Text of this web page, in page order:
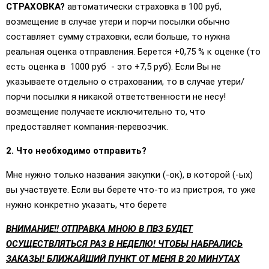
СТРАХОВКА? автоматически страховка в 100 руб,
возмещение в случае утери и порчи посылки обычно
составляет сумму страховки, если больше, то нужна
реальная оценка отправления. Берется +0,75 % к оценке (то
есть оценка в 1000 руб - это +7,5 руб). Если Вы не
указываете отдельно о страховании, то в случае утери/
порчи посылки я никакой ответственности не несу!
возмещение получаете исключительно то, что
предоставляет компания-перевозчик.
2. Что необходимо отправить?
Мне нужно только названия закупки (-ок), в которой (-ых)
вы участвуете. Если вы берете что-то из пристроя, то уже
нужно конкретно указать, что берете
ВНИМАНИЕ!! ОТПРАВКА МНОЮ В ПВЗ БУДЕТ
ОСУЩЕСТВЛЯТЬСЯ РАЗ В НЕДЕЛЮ! ЧТОБЫ НАБРАЛИСЬ
ЗАКАЗЫ! БЛИЖАЙШИЙ ПУНКТ ОТ МЕНЯ В 20 МИНУТАХ